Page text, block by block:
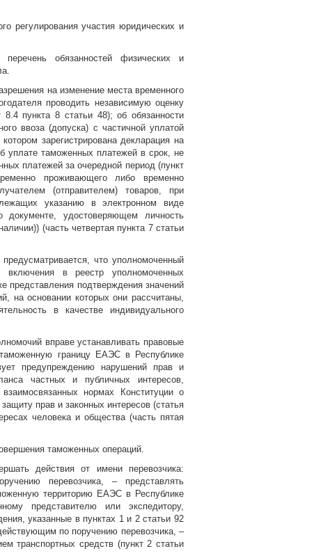
регулирования участия юридических и
обязанностей физических и
на изменение места временного
проводить независимую оценку
пункта 8 статьи 48); об обязанности
ввоза (допуска) с частичной уплатой
зарегистрирована декларация на
уплате таможенных платежей в срок, не
платежей за очередной период (пункт
проживающего либо временно
(отправителем) товаров, при
указанию в электронном виде
документе, удостоверяющем личность
(часть четвертая пункта 7 статьи
что уполномоченный
включения в реестр уполномоченных
представления подтверждения значений
на основании которых они рассчитаны,
в качестве индивидуального
вправе устанавливать правовые
границу ЕАЭС в Республике
предупреждению нарушений прав и
частных и публичных интересов,
нормах Конституции о
прав и законных интересов (статья
человека и общества (часть пятая
таможенных операций.
действия от имени перевозчика:
перевозчика, – представлять
территорию ЕАЭС в Республике
представителю или экспедитору,
указанные в пунктах 1 и 2 статьи 92
по поручению перевозчика, –
транспортных средств (пункт 2 статьи